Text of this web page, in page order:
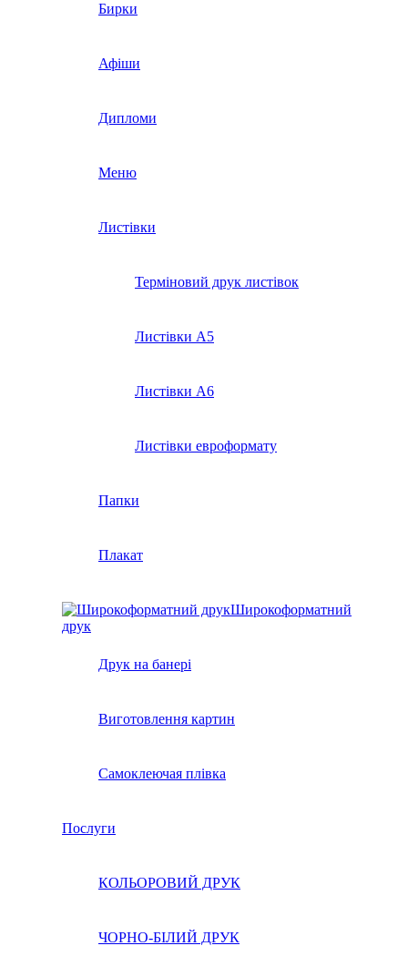
Бирки
Афіши
Дипломи
Меню
Листівки
Терміновий друк листівок
Листівки А5
Листівки А6
Листівки евроформату
Папки
Плакат
Широкоформатний
друк
Друк на банері
Виготовлення картин
Самоклеючая плівка
Послуги
КОЛЬОРОВИЙ ДРУК
ЧОРНО-БІЛИЙ ДРУК